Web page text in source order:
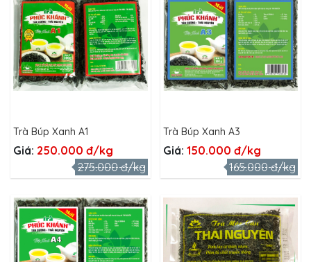
Trà Búp Xanh A1
Giá: 250.000 đ/kg
275.000 đ/kg
Trà Búp Xanh A3
Giá: 150.000 đ/kg
165.000 đ/kg